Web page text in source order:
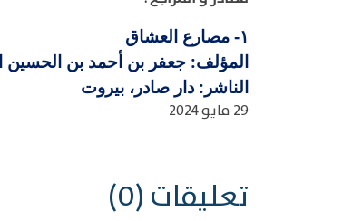
١-
مصارع العشاق
المؤلف: جعفر بن أحمد بن الحسين
الناشر: دار صادر، بيروت
29 مايو 2024
تعليقات (0)